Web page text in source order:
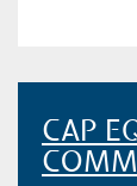
CAP